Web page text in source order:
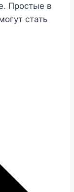
Простые в
стать